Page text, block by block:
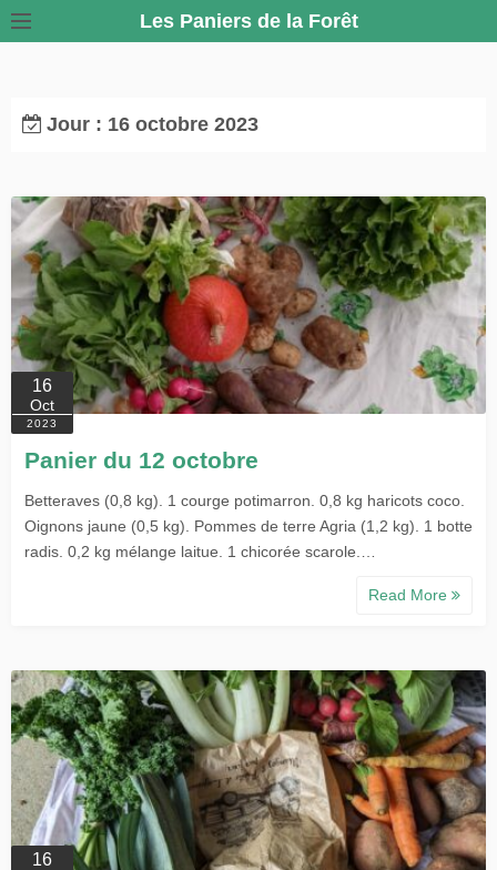
k
Les Paniers de la Forêt
Jour : 16 octobre 2023
16
Oct
2023
Panier du 12 octobre
Betteraves (0,8 kg). 1 courge potimarron. 0,8 kg haricots coco.
Oignons jaune (0,5 kg). Pommes de terre Agria (1,2 kg). 1 botte
radis. 0,2 kg mélange laitue. 1 chicorée scarole.…
Read More
16